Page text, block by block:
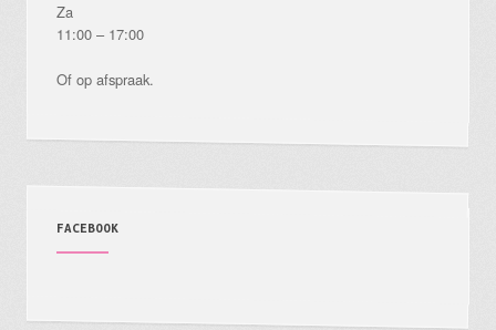
Za
11:00 – 17:00
Of op afspraak.
FACEBOOK